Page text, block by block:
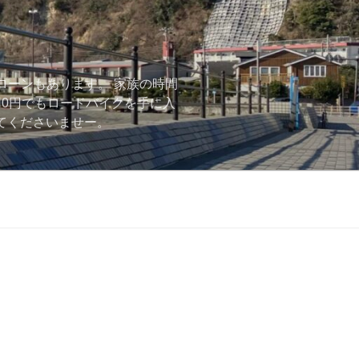
ーンもあります。 家族の時間
円でもロードバイクを手に入
くださいませー。